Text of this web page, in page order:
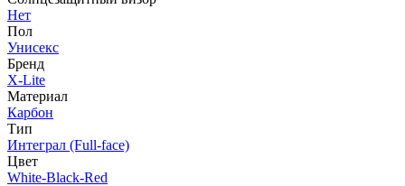
Нет
Пол
Унисекс
Бренд
X-Lite
Материал
Карбон
Тип
Интеграл (Full-face)
Цвет
White-Black-Red